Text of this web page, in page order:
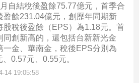
自結稅後盈餘75.77億元，首季合
盈餘231.04億元，創歷年同期新
股稅後盈餘（EPS）為1.18元。首
同創新高的，還包括台新新光金
一金、華南金，稅後EPS分別為
、0.57元、0.55元。
14 19:05:58